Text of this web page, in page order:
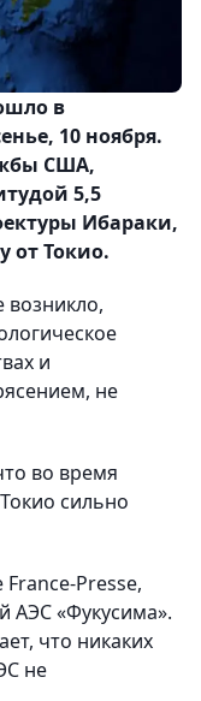
в
10 ноября.
США,
5,5
Ибараки,
от Токио.
возникло,
и
не
во время
сильно
Presse,
АЭС «Фукусима».
что никаких
не